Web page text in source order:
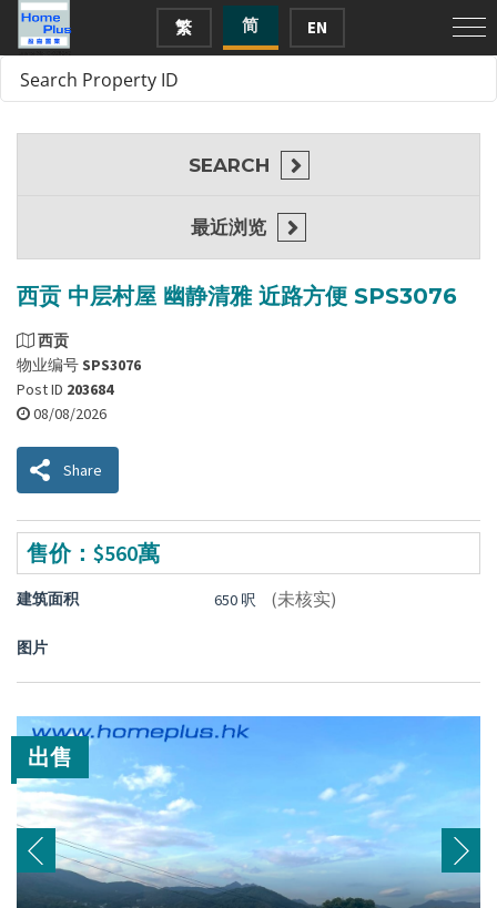
繁 简 EN
西贡 中层村屋 幽静清雅 近路方便 SPS3076
西贡
物业编号SPS3076
Post ID 203684
08/08/2026
Share
售价：$560萬
建筑面积 650 呎 (未核实)
图片
出售
SEARCH
最近浏览